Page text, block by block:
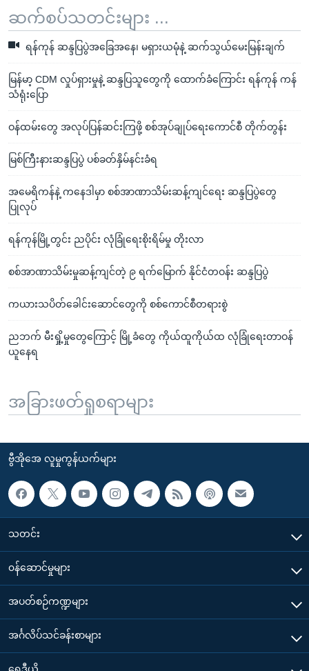
ဆက်စပ်သတင်းများ ...
ရန်ကုန် ဆန္ဒပြပွဲအခြေအနေ၊ မရှားယမုံနဲ့ ဆက်သွယ်မေးမြန်းချက်
မြန်မာ့ CDM လှုပ်ရှားမှုနဲ့ ဆန္ဒပြသူတွေကို ထောက်ခံကြောင်း ရန်ကုန် ကန်
သံရုံးပြော
ဝန်ထမ်းတွေ အလုပ်ပြန်ဆင်းကြဖို့ စစ်အုပ်ချုပ်ရေးကောင်စီ တိုက်တွန်း
မြစ်ကြီးနားဆန္ဒပြပွဲ ပစ်ခတ်နှိမ်နင်းခံရ
အမေရိကန်နဲ့ ကနေဒါမှာ စစ်အာဏာသိမ်းဆန့်ကျင်ရေး ဆန္ဒပြပွဲတွေ
ပြုလုပ်
ရန်ကုန်မြို့တွင်း ညပိုင်း လုံခြုံရေးစိုးရိမ်မှု တိုးလာ
စစ်အာဏာသိမ်းမှုဆန့်ကျင်တဲ့ ၉ ရက်မြောက် နိုင်ငံတဝန်း ဆန္ဒပြပွဲ
ကယားသပိတ်ခေါင်းဆောင်တွေကို စစ်ကောင်စီတရားစွဲ
ညဘက် မီးရှို့မှုတွေကြောင့် မြို့ခံတွေ ကိုယ်ထူကိုယ်ထ လုံခြုံရေးတာဝန်
ယူနေရ
အခြားဖတ်ရှုစရာများ
ဗွီအိုအေ လူမှုကွန်ယက်များ
သတင်း
၀န်ဆောင်မှုများ
အပတ်စဉ်ကဏ္ဍများ
အင်္ဂလိပ်သင်ခန်းစာများ